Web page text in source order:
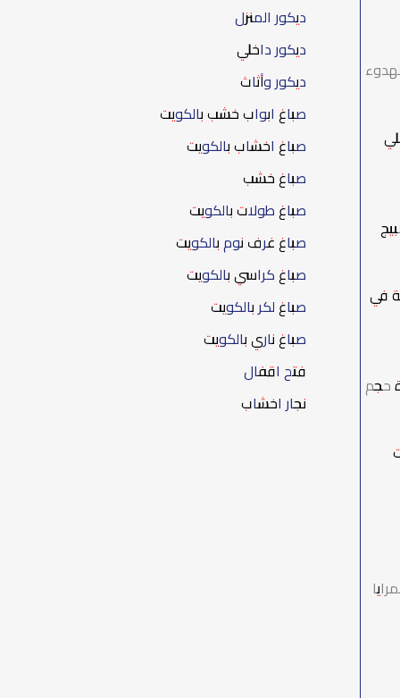
في
حجم
ديكور المنزل
ديكور داخلي
ديكور وأثاث
صباغ ابواب خشب بالكويت
صباغ اخشاب بالكويت
صباغ خشب
صباغ طولات بالكويت
صباغ غرف نوم بالكويت
صباغ كراسي بالكويت
صباغ لكر بالكويت
صباغ ناري بالكويت
فتح اقفال
نجار اخشاب